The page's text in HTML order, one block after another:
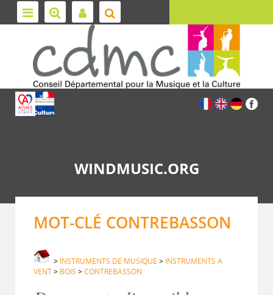
WINDMUSIC.ORG
MOT-CLÉ CONTREBASSON
> INSTRUMENTS DE MUSIQUE > INSTRUMENTS A
VENT> BOIS >CONTREBASSON